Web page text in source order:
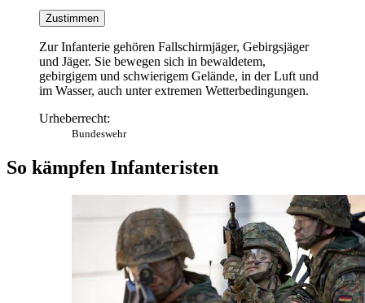
Zustimmen
Zur Infanterie gehören Fallschirmjäger, Gebirgsjäger
und Jäger. Sie bewegen sich in bewaldetem,
gebirgigem und schwierigem Gelände, in der Luft und
im Wasser, auch unter extremen Wetterbedingungen.
Urheberrecht:
Bundeswehr
So kämpfen Infanteristen